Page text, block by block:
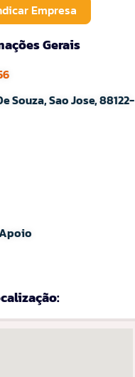
Empresa
Gerais
Souza, Sao Jose, 88122-